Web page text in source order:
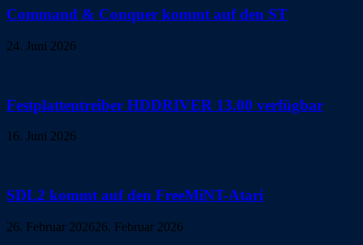
Command & Conquer kommt auf den ST
24. Juni 2026
Festplattentreiber HDDRIVER 13.00 verfügbar
16. Juni 2026
SDL2 kommt auf den FreeMiNT-Atari
26. Februar 202626. Februar 2026